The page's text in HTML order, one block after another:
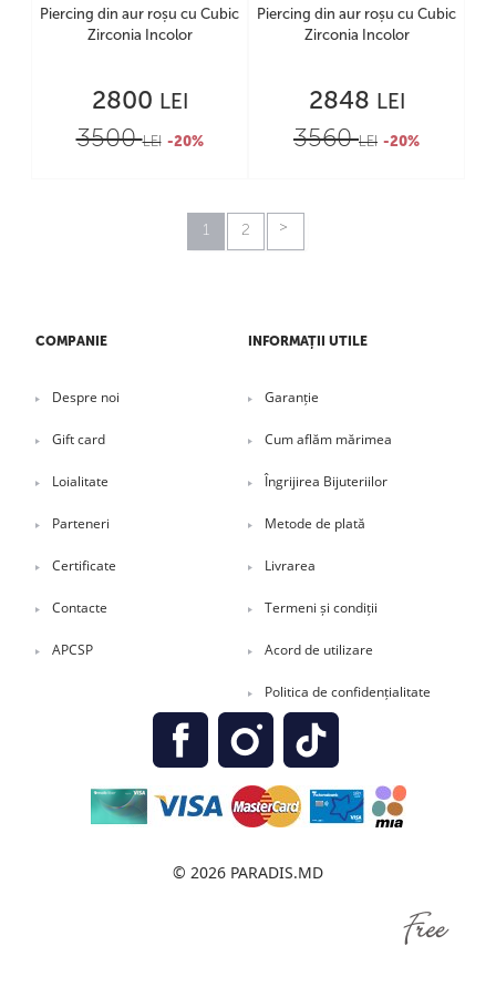
Piercing din aur roșu cu Cubic
Zirconia Incolor
2800 LEI
3500LEI -20%
Piercing din aur roșu cu Cubic
Zirconia Incolor
2848 LEI
3560LEI -20%
1 2
COMPANIE
Despre noi
Gift card
Loialitate
Parteneri
Certificate
Contacte
APCSP
INFORMAȚII UTILE
Garanție
Cum aflăm mărimea
Îngrijirea Bijuteriilor
Metode de plată
Livrarea
Termeni și condiții
Acord de utilizare
Politica de confidențialitate
© 2026 PARADIS.MD